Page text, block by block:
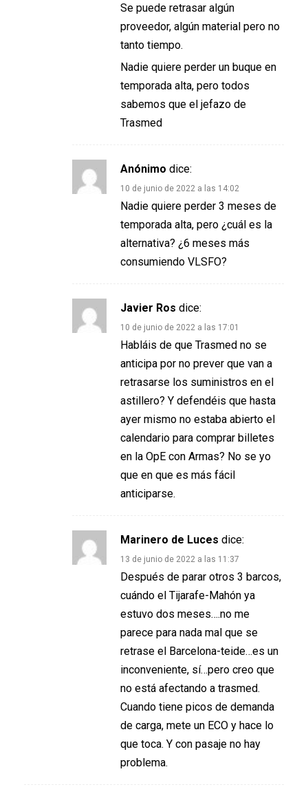
Se puede retrasar algún
proveedor, algún material pero no
tanto tiempo.
Nadie quiere perder un buque en
temporada alta, pero todos
sabemos que el jefazo de
Trasmed
Anónimo dice:
10 de junio de 2022 a las 14:02
Nadie quiere perder 3 meses de
temporada alta, pero ¿cuál es la
alternativa? ¿6 meses más
consumiendo VLSFO?
Javier Ros dice:
10 de junio de 2022 a las 17:01
Habláis de que Trasmed no se
anticipa por no prever que van a
retrasarse los suministros en el
astillero? Y defendéis que hasta
ayer mismo no estaba abierto el
calendario para comprar billetes
en la OpE con Armas? No se yo
que en que es más fácil
anticiparse.
Marinero de Luces dice:
13 de junio de 2022 a las 11:37
Después de parar otros 3 barcos,
cuándo el Tijarafe-Mahón ya
estuvo dos meses….no me
parece para nada mal que se
retrase el Barcelona-teide…es un
inconveniente, sí…pero creo que
no está afectando a trasmed.
Cuando tiene picos de demanda
de carga, mete un ECO y hace lo
que toca. Y con pasaje no hay
problema.